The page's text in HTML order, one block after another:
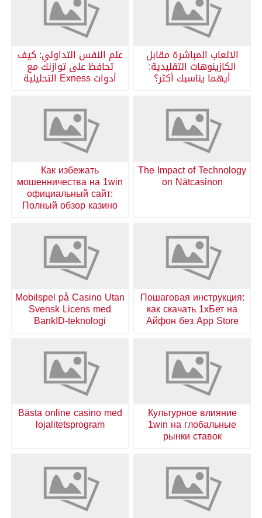
الالعاب المباشرة مقابل
الكازينوهات التقليدية:
أيهما يناسبك أكثر؟
علم النفس التداولي: كيف
تحافظ على توازنك مع
أدوات Exness التحليلية
The Impact of Technology
on Nätcasinon
Как избежать
мошенничества на 1win
официальный сайт:
Полный обзор казино
Пошаговая инструкция:
как скачать 1хБет на
Айфон без App Store
Mobilspel på Casino Utan
Svensk Licens med
BankID-teknologi
Культурное влияние
1win на глобальные
рынки ставок
Bästa online casino med
lojalitetsprogram